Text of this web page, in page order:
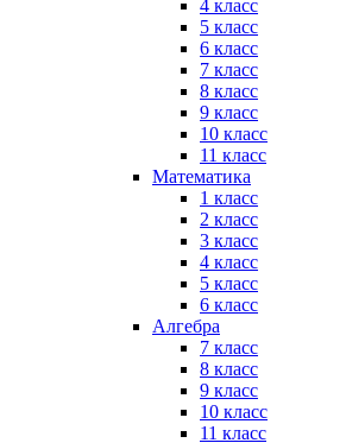
4 класс
5 класс
6 класс
7 класс
8 класс
9 класс
10 класс
11 класс
Математика
1 класс
2 класс
3 класс
4 класс
5 класс
6 класс
Алгебра
7 класс
8 класс
9 класс
10 класс
11 класс